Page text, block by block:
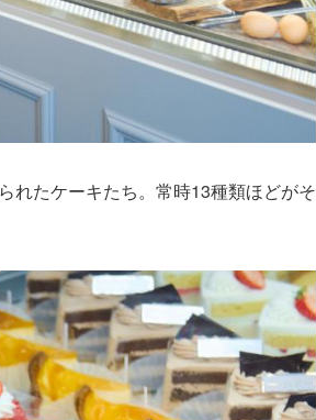
れたケーキたち。常時13種類ほどがそ